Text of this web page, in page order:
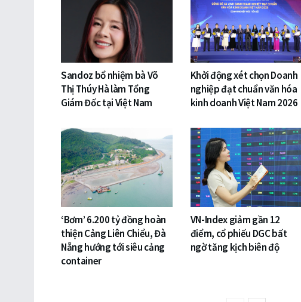
Sandoz bổ nhiệm bà Võ
Thị Thúy Hà làm Tổng
Giám Đốc tại Việt Nam
Khởi động xét chọn Doanh
nghiệp đạt chuẩn văn hóa
kinh doanh Việt Nam 2026
‘Bơm’ 6.200 tỷ đồng hoàn
thiện Cảng Liên Chiểu, Đà
Nẵng hướng tới siêu cảng
container
VN-Index giảm gần 12
điểm, cổ phiếu DGC bất
ngờ tăng kịch biên độ